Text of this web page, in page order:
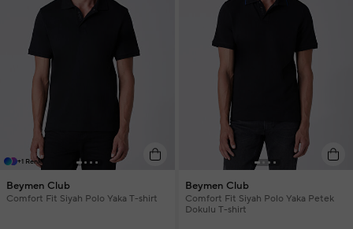
+1 Renk
Beymen Club
Comfort Fit Siyah Polo Yaka T-shirt
Beymen Club
Comfort Fit Siyah Polo Yaka Petek
Dokulu T-shirt